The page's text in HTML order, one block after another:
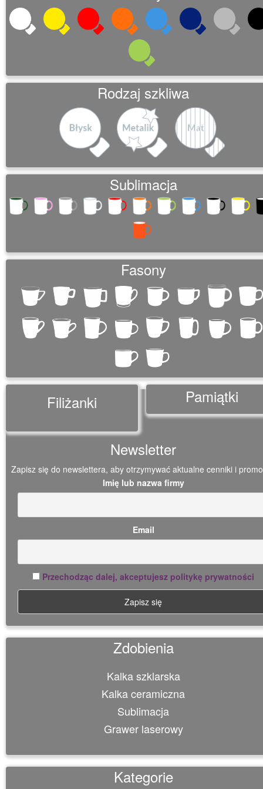
Rodzaj szkliwa
Sublimacja
Fasony
Filiżanki Pamiątki
Newsletter
Zapisz się do newslettera, aby otrzymywać aktualne cenniki i
Imię lub nazwa firmy
Email
Przechodząc dalej, akceptujesz politykę prywatności
Zdobienia
Kalka szklarska
Kalka ceramiczna
Sublimacja
Grawer laserowy
Kategorie